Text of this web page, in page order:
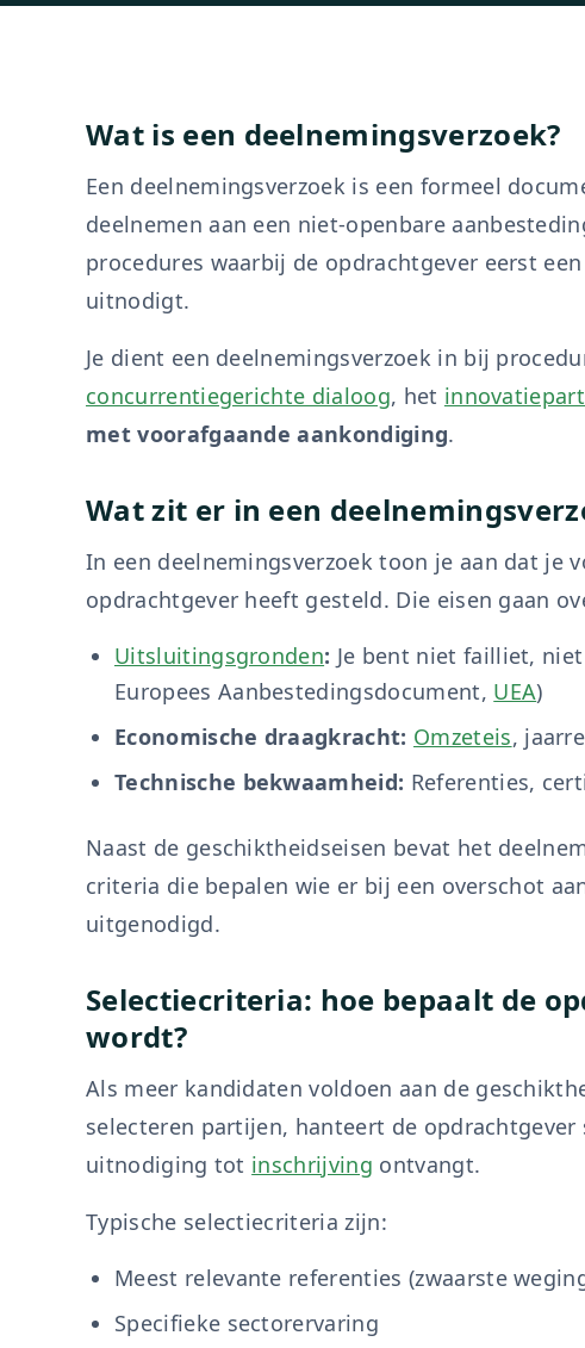
Wat is een deelnemingsverzoek?
Een deelnemingsverzoek is een formeel
deelnemen aan een niet-openbare
procedures waarbij de opdrachtgever eerst
uitnodigt.
Je dient een deelnemingsverzoek in bij
concurrentiegerichte dialoog, het
met voorafgaande aankondiging.
Wat zit er in een
In een deelnemingsverzoek toon je aan dat je
opdrachtgever heeft gesteld. Die eisen gaan
Uitsluitingsgronden: Je bent niet failliet,
Europees Aanbestedingsdocument, UEA)
Economische draagkracht: Omzeteis,
Technische bekwaamheid: Referenties,
Naast de geschiktheidseisen bevat het
criteria die bepalen wie er bij een overschot
uitgenodigd.
Selectiecriteria: hoe bepaalt de
wordt?
Als meer kandidaten voldoen aan de
selecteren partijen, hanteert de
uitnodiging tot inschrijving ontvangt.
Typische selectiecriteria zijn:
Meest relevante referenties (zwaarste
Specifieke sectorervaring